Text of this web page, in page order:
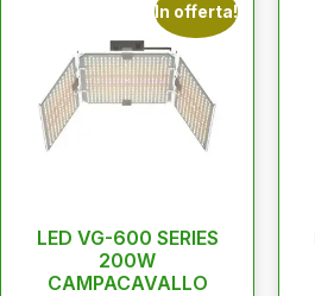
In offerta!
LED VG-600 SERIES
200W
CAMPACAVALLO